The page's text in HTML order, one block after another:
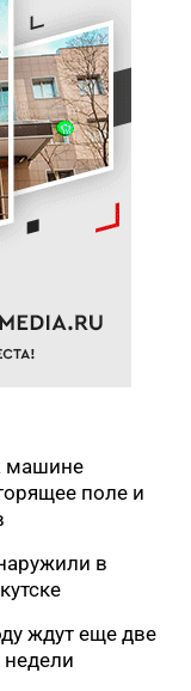
в субботу
ВЭФ-2026
70 сессий
ВС РФ
СВО
в
паводка
«Ты в игре»
Дня
2026
нельзя
машине
поле и
в
ждут еще две
недели